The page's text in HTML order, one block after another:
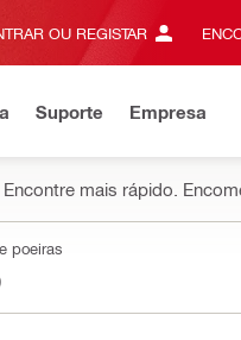
OU REGISTAR
Suporte Empresa
Encontre mais rápido.
poeiras